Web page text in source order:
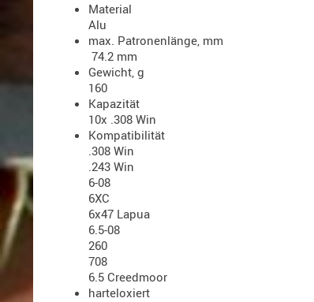
Material
Alu
max. Patronenlänge, mm
74.2 mm
Gewicht, g
160
Kapazität
10x .308 Win
Kompatibilität
.308 Win
.243 Win
6-08
6XC
6x47 Lapua
6.5-08
260
708
6.5 Creedmoor
harteloxiert